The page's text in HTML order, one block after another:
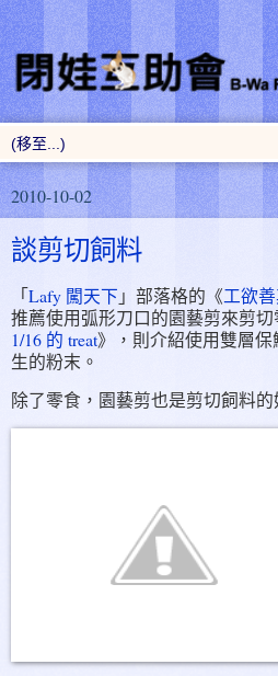
2010-10-02
談剪切飼料
「Lafy 闖天下 」部落格的《工欲
推薦使用弧形刀口的園藝剪來剪
1/16 的 treat》，則介紹使用雙層
生的粉末。
除了零食，園藝剪也是剪切飼料的